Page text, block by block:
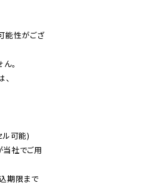
能性がござ
。
ル可能)
社でご用
期限まで